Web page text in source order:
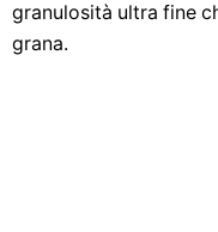
granulosità ultra fine
grana.